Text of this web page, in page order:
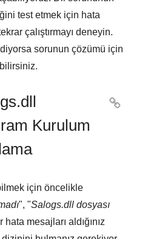
test etmek için hata
çalıştırmayı deneyin.
sorunun çözümü için
Kurulum

için öncelikle
", "Salogs.dll dosyası
mesajları aldığınız